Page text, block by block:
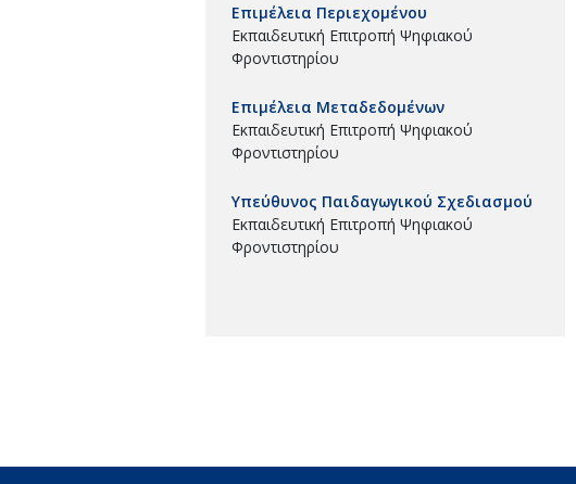
Επιμέλεια Περιεχομένου
Εκπαιδευτική Επιτροπή Ψηφιακού
Φροντιστηρίου
Επιμέλεια Μεταδεδομένων
Εκπαιδευτική Επιτροπή Ψηφιακού
Φροντιστηρίου
Υπεύθυνος Παιδαγωγικού Σχεδιασμού
Εκπαιδευτική Επιτροπή Ψηφιακού
Φροντιστηρίου